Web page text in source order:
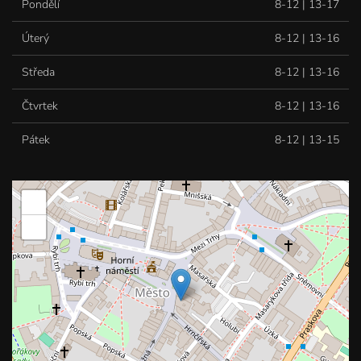
Pondělí 8-12 | 13-17
Úterý 8-12 | 13-16
Středa 8-12 | 13-16
Čtvrtek 8-12 | 13-16
Pátek 8-12 | 13-15